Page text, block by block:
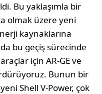
Bu yaklaşımla bir
olmak üzere yeni
kaynaklarına
bu geçiş sürecinde
için AR-GE ve
Bunun bir
Shell V-Power, çok